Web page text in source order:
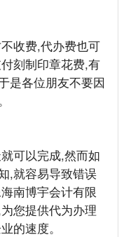
收费,代办费也可
刻制印章花费,有
是各位朋友不要因
可以完成,然而如
,就容易导致错误
南博宇会计有限
您提供代为办理
的速度。